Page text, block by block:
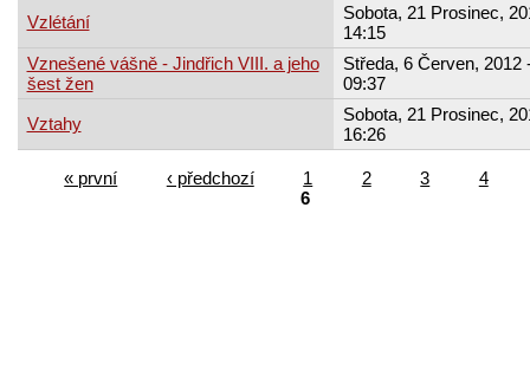
Vzlétání
Sobota, 21 Prosinec,
14:15
Vznešené vášně - Jindřich VIII. a jeho
šest žen
Středa, 6 Červen, 2012
09:37
Vztahy
Sobota, 21 Prosinec,
16:26
« první ‹ předchozí 1 2 3
4
6